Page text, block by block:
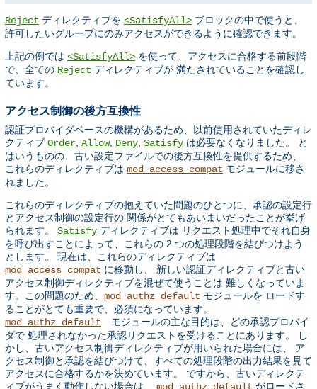
Reject ディレクティブを <SatisfyAll> ブロックの中で使うと、
許可したいグループにのみアクセスができるように確認できます。
上記の例では <SatisfyAll> を使って、アクセスに合格する前段階
で、全ての Reject ディレクティブが 満たされていることを確認し
ています。
アクセス制御の後方互換性
認証プロバイダベースの機構があるため、以前使用されていたディレ
クティブ Order, Allow, Deny, Satisfy は必要なくなりました。 と
はいうものの、古い設定ファイルでの後方互換性を提供するため、
これらのディレクティブは mod_access_compat モジュールに移さ
れました。
これらのディレクティブの抱えていた問題のひとつに、承認の設定行
とアクセス制御の設定行の 関係がとてもあいまいだったことが挙げ
られます。 Satisfy ディレクティブは リクエスト処理中でそれ自身
を呼び出すことによって、これらの 2 つの処理段階を結びつけよう
とします。 現在は、これらのディレクティブは
mod_access_compat に移動し、 新しい認証ディレクティブと古い
アクセス制御ディレクティブを混ぜて使うことは 難しくなっていま
す。この問題のため、 mod_authz_default モジュールを ロードす
ることがとても重要で、必須になっています。
mod_authz_default モジュールの主な目的は、どの承認プロバイ
ダで 処理されなかった承認リクエストを受けることにあります。 し
かし、古いアクセス制御ディレクティブが用いられた場合には、 ア
クセス制御と承認を結びつけて、すべての処理段階の出力結果を見て
アクセスに合格するかを決めています。 ですから、古いディレクテ
ィブがうまく動作しない場合は、
がロードさ